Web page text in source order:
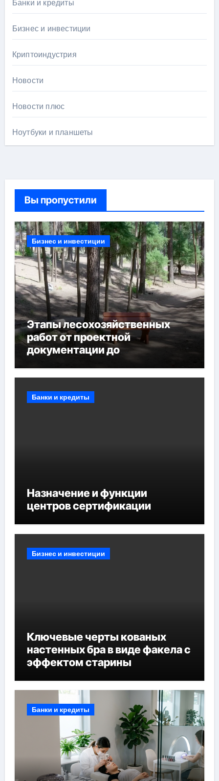
Банки и кредиты
Бизнес и инвестиции
Криптоиндустрия
Новости
Новости плюс
Ноутбуки и планшеты
Вы пропустили
Бизнес и инвестиции
Этапы лесохозяйственных
работ от проектной
документации до
мероприятий и обустройства
Банки и кредиты
Назначение и функции
центров сертификации
Бизнес и инвестиции
Ключевые черты кованых
настенных бра в виде факела с
эффектом старины
Банки и кредиты